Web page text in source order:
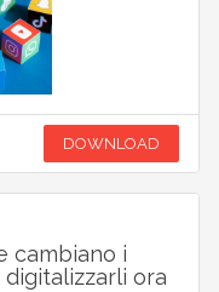
DOWNLOAD
cambiano i
ora